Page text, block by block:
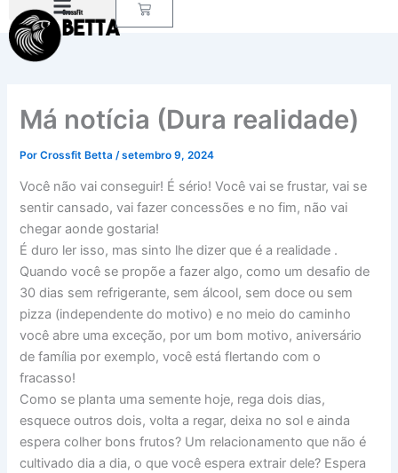
para
Carrinho
Má notícia (Dura realidade)
PorCrossfit Betta/setembro 9, 2024
Você não vai conseguir! É sério! Você vai se frustar, vai se
sentir cansado, vai fazer concessões e no fim, não vai
chegar aonde gostaria!
É duro ler isso, mas sinto lhe dizer que é a realidade .
Quando você se propõe a fazer algo, como um desafio de
30 dias sem refrigerante, sem álcool, sem doce ou sem
pizza (independente do motivo) e no meio do caminho
você abre uma exceção, por um bom motivo, aniversário
de família por exemplo, você está flertando com o
fracasso!
Como se planta uma semente hoje, rega dois dias,
esquece outros dois, volta a regar, deixa no sol e ainda
espera colher bons frutos? Um relacionamento que não é
cultivado dia a dia, o que você espera extrair dele? Espera